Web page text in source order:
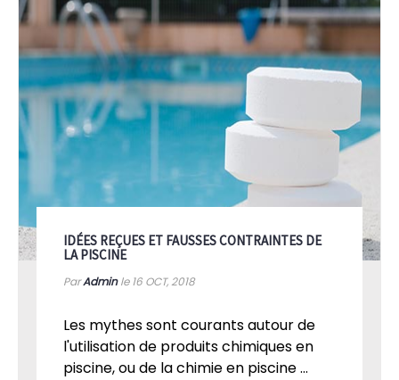
IDÉES REÇUES ET FAUSSES CONTRAINTES DE
LA PISCINE
ParAdminle 16 OCT, 2018
Les mythes sont courants autour de
l'utilisation de produits chimiques en
piscine, ou de la chimie en piscine ...